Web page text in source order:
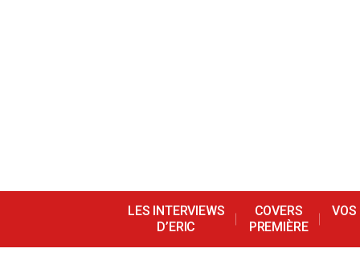
LES INTERVIEWS
D’ERIC
COVERS
PREMIÈRE
VOS